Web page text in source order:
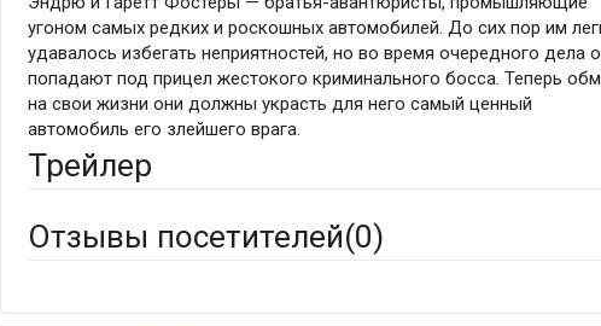
угоном самых редких и роскошных автомобилей. До сих пор им
удавалось избегать неприятностей, но во время очередного дела
попадают под прицел жестокого криминального босса. Теперь
на свои жизни они должны украсть для него самый ценный
автомобиль его злейшего врага.
Трейлер
Отзывы посетителей(0)